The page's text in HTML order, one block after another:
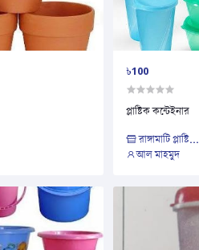
৳100
প্লাষ্টিক কন্টেইনার
রাঙ্গামাটি প্লাষ্টি...
আল মাহমুদ